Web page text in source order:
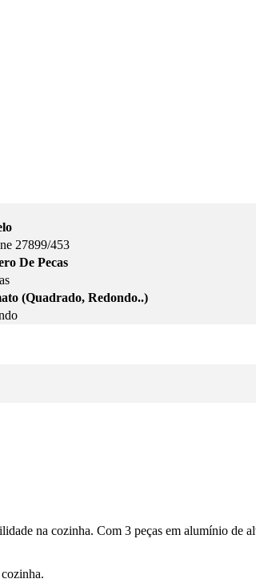
27899/453
De Pecas
(Quadrado, Redondo..)
na cozinha. Com 3 peças em alumínio de